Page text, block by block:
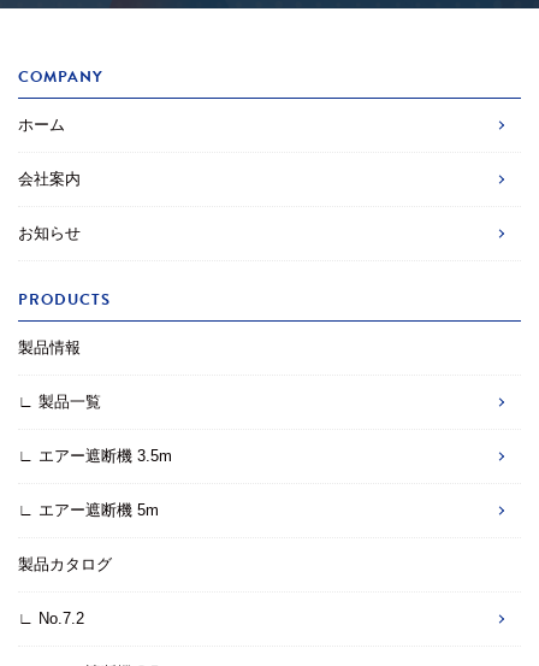
COMPANY
ホーム
会社案内
お知らせ
PRODUCTS
製品情報
∟ 製品一覧
∟ エアー遮断機 3.5m
∟ エアー遮断機 5m
製品カタログ
∟ No.7.2